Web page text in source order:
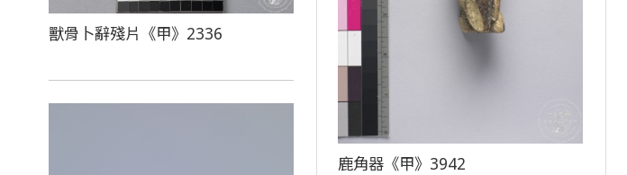
獸骨卜辭殘片《甲》2336
鹿角器《甲》3942